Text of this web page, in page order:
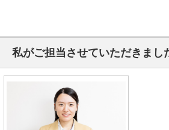
私がご担当させていただきまし